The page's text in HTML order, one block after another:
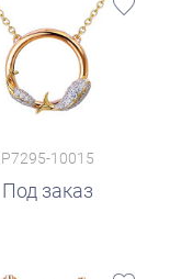
P7295-10015
Под заказ